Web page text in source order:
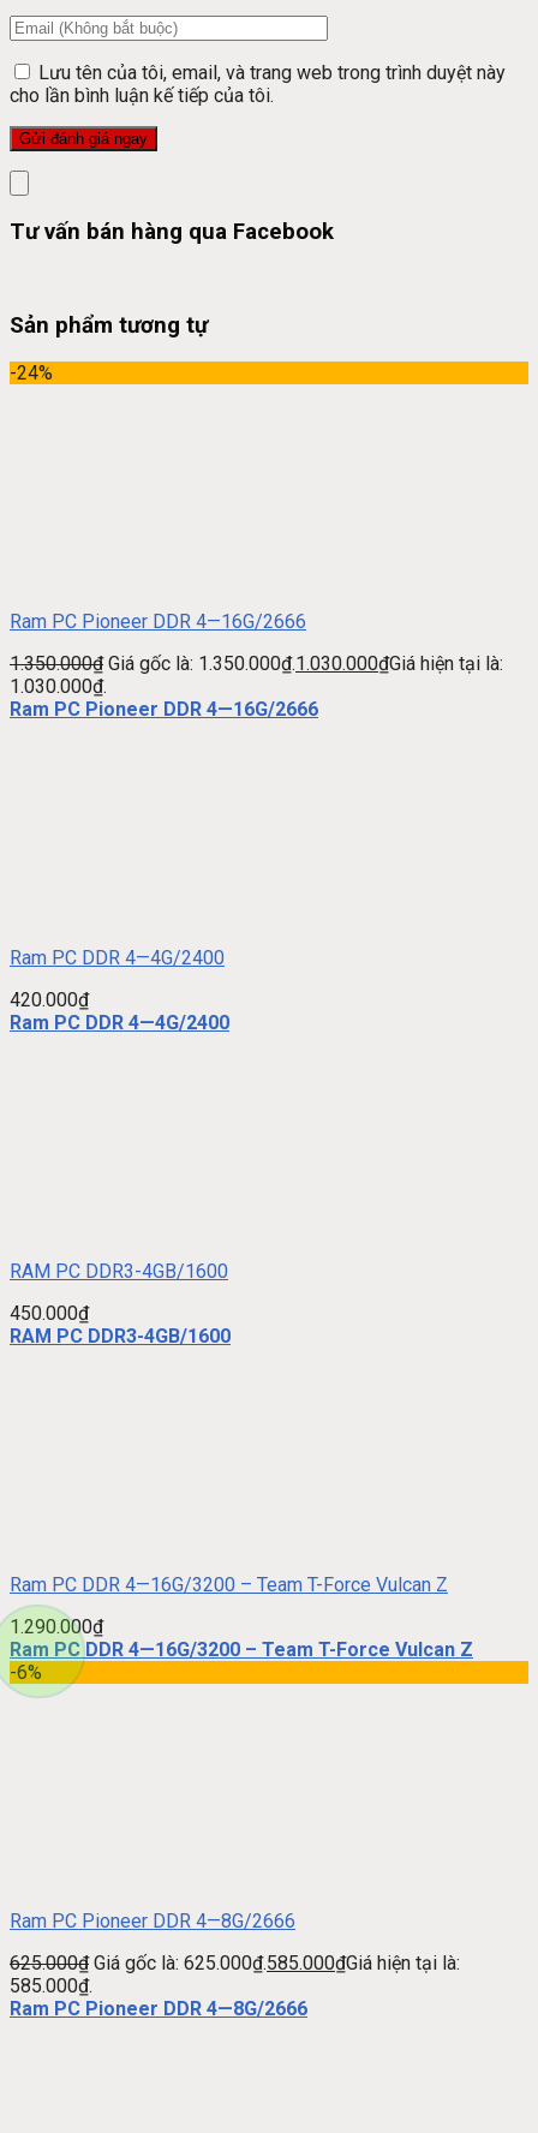
Lưu tên của tôi, email, và trang web trong trình duyệt này
cho lần bình luận kế tiếp của tôi.
Tư vấn bán hàng qua Facebook
Sản phẩm tương tự
-24%
Ram PC Pioneer DDR 4—16G/2666
1.350.000₫ Giá gốc là: 1.350.000₫.1.030.000₫Giá hiện tại là:
1.030.000₫.
Ram PC Pioneer DDR 4—16G/2666
Ram PC DDR 4—4G/2400
420.000₫
Ram PC DDR 4—4G/2400
RAM PC DDR3-4GB/1600
450.000₫
RAM PC DDR3-4GB/1600
Ram PC DDR 4—16G/3200 – Team T-Force Vulcan Z
1.290.000₫
Ram PC DDR 4—16G/3200 – Team T-Force Vulcan Z
-6%
Ram PC Pioneer DDR 4—8G/2666
625.000₫ Giá gốc là: 625.000₫.585.000₫Giá hiện tại là:
585.000₫.
Ram PC Pioneer DDR 4—8G/2666